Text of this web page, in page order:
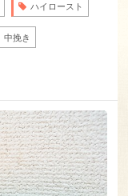
ハイロースト
中挽き